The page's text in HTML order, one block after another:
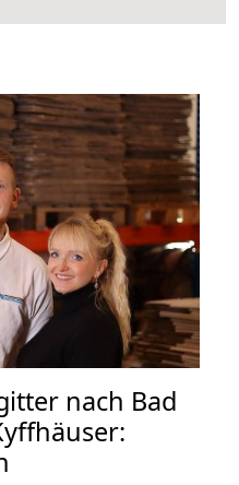
nach Bad